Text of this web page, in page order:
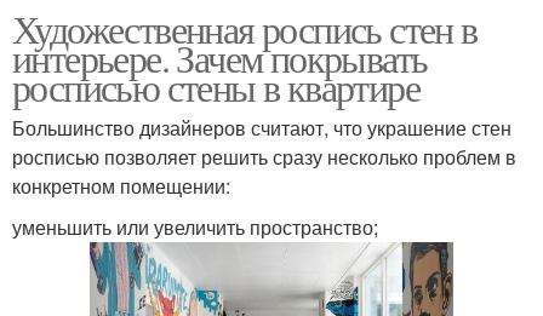
Художественная роспись стен в
интерьере. Зачем покрывать
росписью стены в квартире
Большинство дизайнеров считают, что украшение стен
росписью позволяет решить сразу несколько проблем в
конкретном помещении:
уменьшить или увеличить пространство;